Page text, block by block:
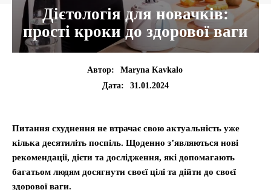
Дієтологія для новачків:
прості кроки до здорової ваги
Автор:
Maryna Kavkalo
Дата:
31.01.2024
Питання схуднення не втрачає свою актуальність уже
кілька десятиліть поспіль. Щоденно з’являються нові
рекомендації, дієти та дослідження, які допомагають
багатьом людям досягнути своєї цілі та дійти до своєї
здорової ваги.